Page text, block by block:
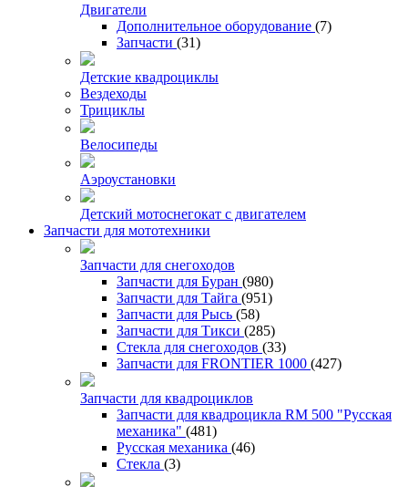
Двигатели
Дополнительное оборудование (7)
Запчасти (31)
Детские квадроциклы
Вездеходы
Трициклы
Велосипеды
Аэроустановки
Детский мотоснегокат с двигателем
Запчасти для мототехники
Запчасти для снегоходов
Запчасти для Буран (980)
Запчасти для Тайга (951)
Запчасти для Рысь (58)
Запчасти для Тикси (285)
Стекла для снегоходов (33)
Запчасти для FRONTIER 1000 (427)
Запчасти для квадроциклов
Запчасти для квадроцикла RM 500 "Русская
механика" (481)
Русская механика (46)
Стекла (3)